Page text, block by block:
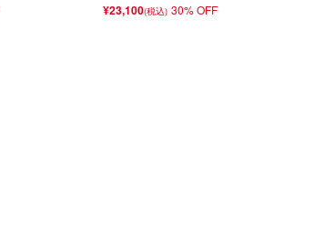
¥23,100(税込) 30% OFF